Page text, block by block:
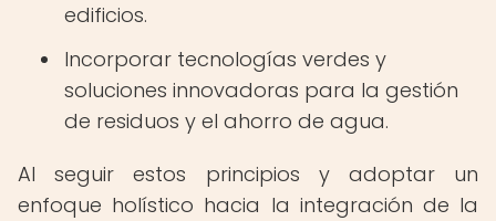
edificios.
Incorporar tecnologías verdes y
soluciones innovadoras para la gestión
de residuos y el ahorro de agua.
Al seguir estos principios y adoptar un
enfoque holístico hacia la integración de la